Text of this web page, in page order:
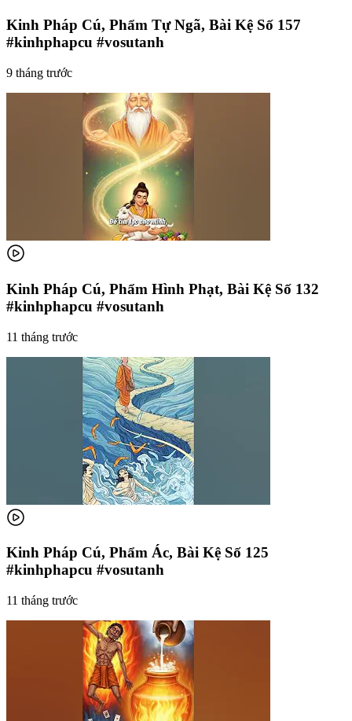
Kinh Pháp Cú, Phẩm Tự Ngã, Bài Kệ Số 157
#kinhphapcu #vosutanh
9 tháng trước
Kinh Pháp Cú, Phẩm Hình Phạt, Bài Kệ Số 132
#kinhphapcu #vosutanh
11 tháng trước
Kinh Pháp Cú, Phẩm Ác, Bài Kệ Số 125
#kinhphapcu #vosutanh
11 tháng trước